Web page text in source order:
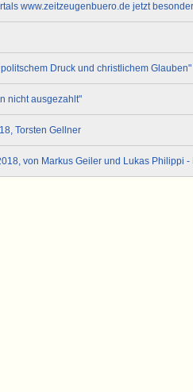
www.zeitzeugenbuero.de jetzt
Druck und christlichem Glauben"
nicht ausgezahlt"
Torsten Gellner
von Markus Geiler und Lukas Philippi -